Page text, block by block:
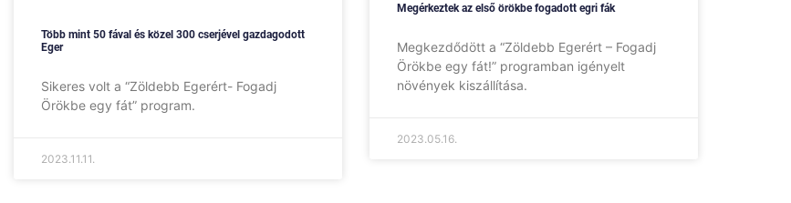
Több mint 50 fával és közel 300 cserjével gazdagodott
Eger
Sikeres volt a “Zöldebb Egerért- Fogadj
Örökbe egy fát” program.
2023.11.11.
Megérkeztek az első örökbe fogadott egri fák
Megkezdődött a “Zöldebb Egerért – Fogadj
Örökbe egy fát!” programban igényelt
növények kiszállítása.
2023.05.16.